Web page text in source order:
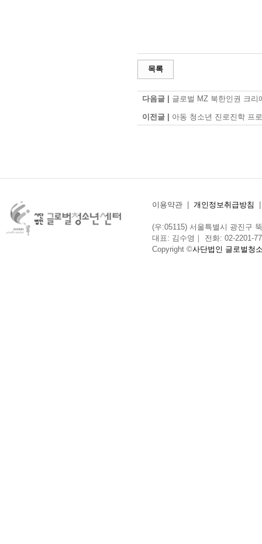
목록
다음글 | 글로벌 MZ 북한인권 크
이전글 | 아동 청소년 진로진학 프
이용약관 개인정보취급방침
(우:05115) 서울특별시 광진구
대표: 김수영｜ 전화: 02-2201-
Copyright ©사단법인 글로벌청